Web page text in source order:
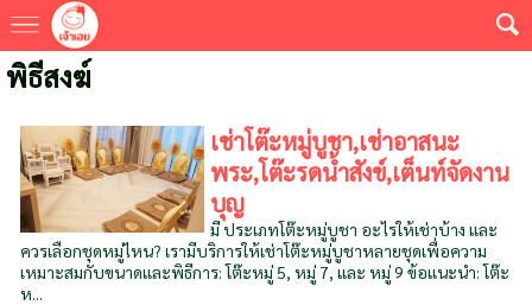
พิธีสงฆ์
เช่าโต๊ะหมู่บูชา,เช่าอาสนะ
พระ,โต๊ะรดน้ำสังข์,เต็นท์จัดงาน
บุญ
มี ประเภทโต๊ะหมู่บูชา อะไรให้เช่าบ้าง และ
ควรเลือกชุดหมู่ไหน? เรามีบริการให้เช่าโต๊ะหมู่บูชาหลายชุดเพื่อความ
เหมาะสมกับขนาดและพิธีการ: โต๊ะหมู่ 5, หมู่ 7, และ หมู่ 9 ข้อแนะนำ: โต๊ะ
ห...